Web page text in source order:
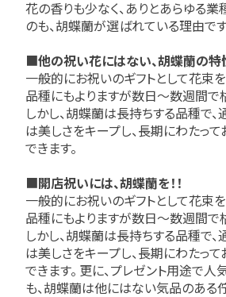
花の香りも少なく、ありとあらゆる
のも、胡蝶蘭が選ばれている理由です
■他の祝い花にはない、胡蝶蘭の特
一般的にお祝いのギフトとして花束
品種にもよりますが数日～数週間で
しかし、胡蝶蘭は長持ちする品種で
は美しさをキープし、長期にわたっ
できます。
開店祝いには、胡蝶蘭を！！
一般的にお祝いのギフトとして花束
品種にもよりますが数日～数週間で
しかし、胡蝶蘭は長持ちする品種で
は美しさをキープし、長期にわたっ
できます。 更に、プレゼント用途で
も、胡蝶蘭は他にはない気品のある